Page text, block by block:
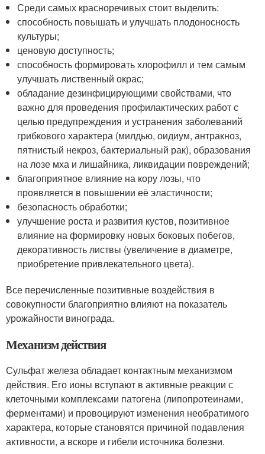
Среди самых красноречивых стоит выделить:
способность повышать и улучшать плодоносность
культуры;
ценовую доступность;
способность формировать хлорофилл и тем самым
улучшать лиственный окрас;
обладание дезинфицирующими свойствами, что
важно для проведения профилактических работ с
целью предупреждения и устранения заболеваний
грибкового характера (милдью, оидиум, антракноз,
пятнистый некроз, бактериальный рак), образования
на лозе мха и лишайника, ликвидации повреждений;
благоприятное влияние на кору лозы, что
проявляется в повышении её эластичности;
безопасность обработки;
улучшение роста и развития кустов, позитивное
влияние на формировку новых боковых побегов,
декоративность листвы (увеличение в диаметре,
приобретение привлекательного цвета).
Все перечисленные позитивные воздействия в
совокупности благоприятно влияют на показатель
урожайности винограда.
Механизм действия
Сульфат железа обладает контактным механизмом
действия. Его ионы вступают в активные реакции с
клеточными комплексами патогена (липопротеинами,
ферментами) и провоцируют изменения необратимого
характера, которые становятся причиной подавления
активности, а вскоре и гибели источника болезни.